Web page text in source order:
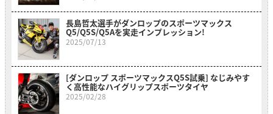
長島哲太選手がダンロップのスポーツマックス
Q5/Q5S/Q5Aを実走インプレッション!
2025/07/13
[ダンロップ スポーツマックスQ5S試乗] なじみやす
く高性能なハイグリップスポーツタイヤ
2025/02/28